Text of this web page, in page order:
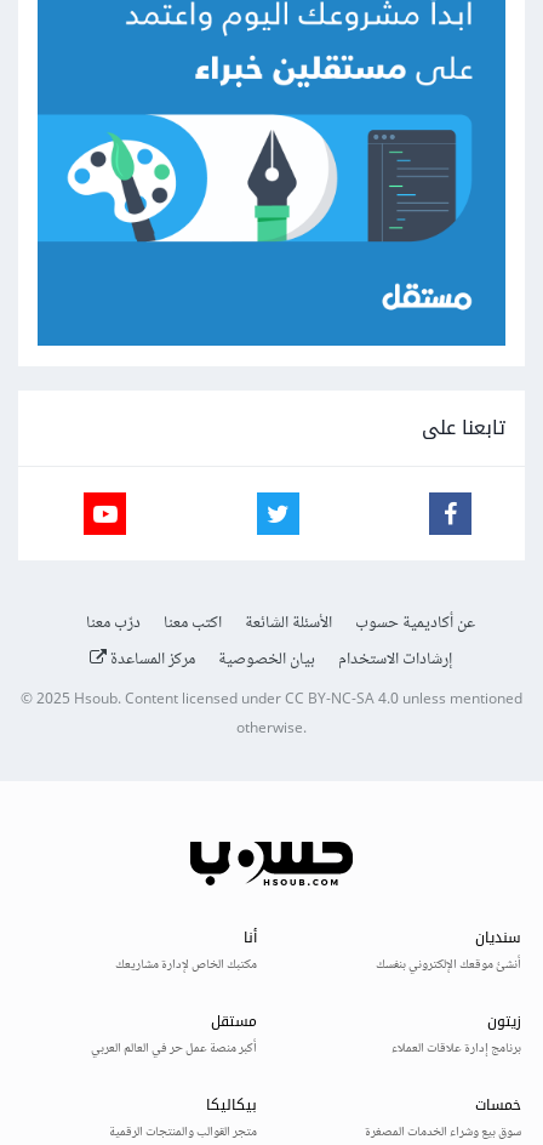
تابعنا على
عن أكاديمية حسوب الأسئلة الشائعة اكتب معنا
درّب معنا
إرشادات الاستخدام
بيان الخصوصية مركز المساعدة
© 2025Hsoub.Content licensed underCC BY-NC-SA 4.0unless mentioned
otherwise.